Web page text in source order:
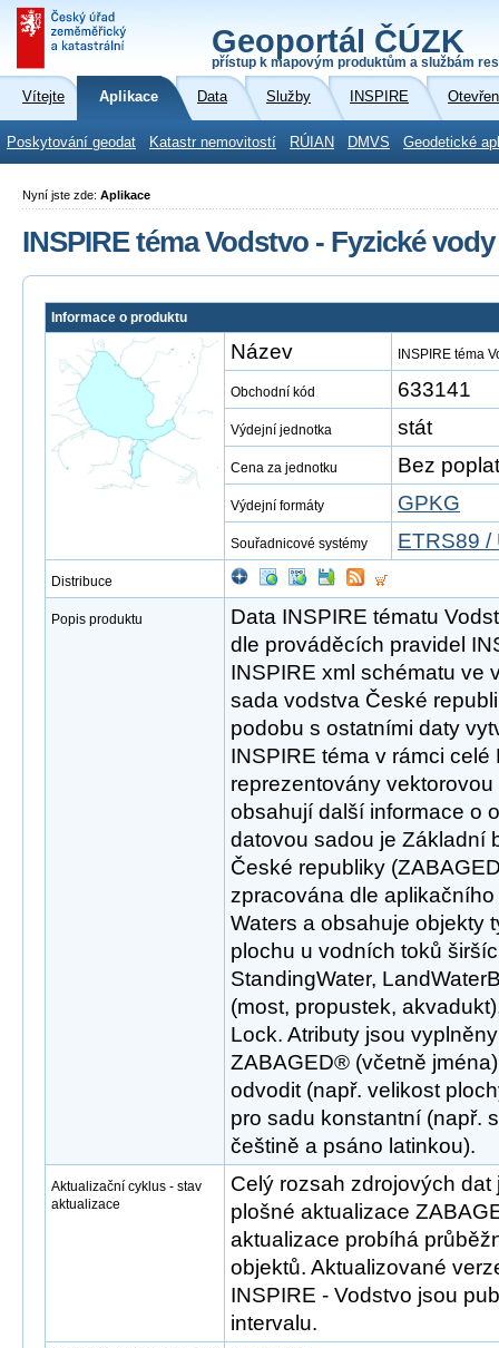
Geoportál ČÚZK
přístup k mapovým produktům a službám
Vítejte Aplikace Data Služby INSPIRE
Poskytování geodat Katastr nemovitostí RÚIAN DMVS Geodetické
Nyní jste zde: Aplikace
INSPIRE téma Vodstvo - Fyzické
Informace o produktu
Název INSPIRE téma
Obchodní kód 633141
Výdejní jednotka stát
Cena za jednotku Bez
Výdejní formáty GPKG
Souřadnicové systémy ETRS89 /
Distribuce
Popis produktu
Data INSPIRE tématu
dle prováděcích pravidel
INSPIRE xml schématu ve
sada vodstva České
podobu s ostatními daty
INSPIRE téma v rámci
reprezentovány
obsahují další informace o
datovou sadou je Základní
České republiky
zpracována dle
Waters a obsahuje objekty
plochu u vodních toků
StandingWater,
(most, propustek,
Lock. Atributy jsou
ZABAGED® (včetně
odvodit (např. velikost
pro sadu konstantní (např.
češtině a psáno latinkou).
Aktualizační cyklus - stav
aktualizace
Celý rozsah zdrojových
plošné aktualizace
aktualizace probíhá
objektů. Aktualizované
INSPIRE - Vodstvo jsou
intervalu.